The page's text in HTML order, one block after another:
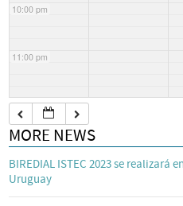
10:00 pm
11:00 pm
MORE NEWS
BIREDIAL ISTEC 2023 se realizará en
Uruguay